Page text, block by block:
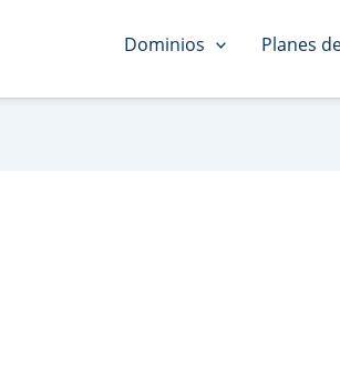
Dominios Planes